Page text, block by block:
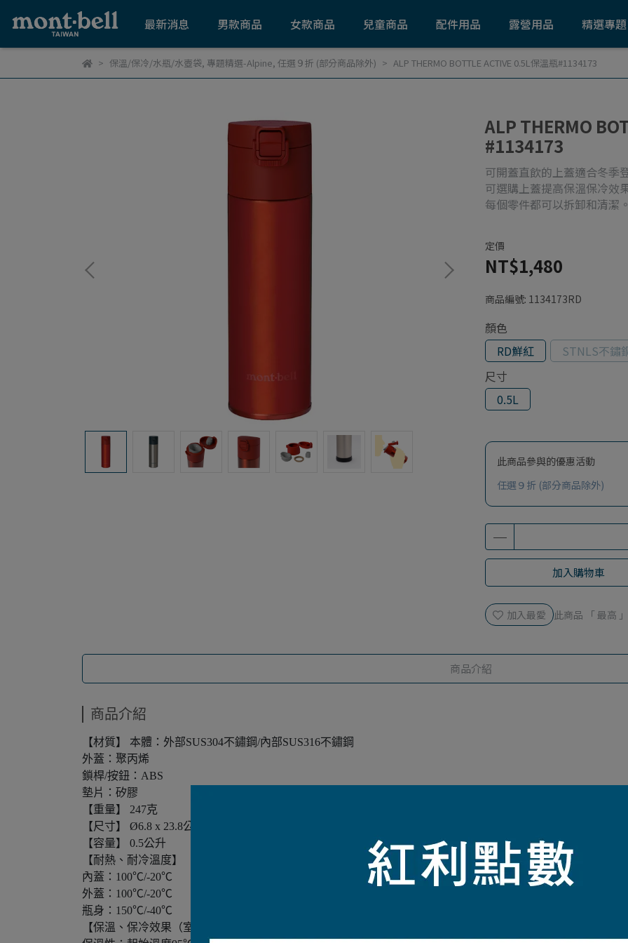
最新消息 男款商品 女款商品 兒童商品 配件用品 露營用品 精選專題
保溫/保冷/水瓶/水壺袋, 專題精選-Alpine, 任選９折 (部分商品除外) ALP THERMO BOTTLE ACTIVE 0.5L保溫瓶#1134173
ALP THERMO
#1134173
可開蓋直飲的上蓋適合冬季
可選購上蓋提高保溫保冷效
每個零件都可以拆卸和清潔
定價
NT$1,480
商品編號: 1134173RD
顏色
RD鮮紅
STNLS不鏽
尺寸
0.5L
此商品參與的優惠活動
任選９折 (部分商品除外)
加入購物車
加入最愛 此商品 「 最高
商品介紹
商品介紹
【材質】 本體：外部SUS304不鏽鋼/內部SUS316不鏽鋼
外蓋：聚丙烯
鎖桿/按鈕：ABS
墊片：矽膠
【重量】 247克
【尺寸】 Ø6.8 x 23.8公分
【容量】 0.5公升
【耐熱、耐冷溫度】
內蓋：100℃/-20℃
外蓋：100℃/-20℃
瓶身：150℃/-40℃
【保溫、保冷效果（室溫20±2℃ ） 】